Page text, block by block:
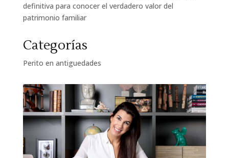
definitiva para conocer el verdadero valor del
patrimonio familiar
Categorías
Perito en antiguedades